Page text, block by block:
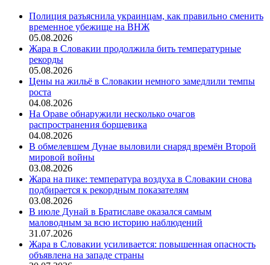
Полиция разъяснила украинцам, как правильно сменить
временное убежище на ВНЖ
05.08.2026
Жара в Словакии продолжила бить температурные
рекорды
05.08.2026
Цены на жильё в Словакии немного замедлили темпы
роста
04.08.2026
На Ораве обнаружили несколько очагов
распространения борщевика
04.08.2026
В обмелевшем Дунае выловили снаряд времён Второй
мировой войны
03.08.2026
Жара на пике: температура воздуха в Словакии снова
подбирается к рекордным показателям
03.08.2026
В июле Дунай в Братиславе оказался самым
маловодным за всю историю наблюдений
31.07.2026
Жара в Словакии усиливается: повышенная опасность
объявлена на западе страны